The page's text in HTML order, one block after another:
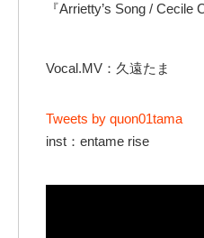
『Arrietty’s Song / Cecile
Vocal.MV：久遠たま
Tweets by quon01tama
inst：entame rise